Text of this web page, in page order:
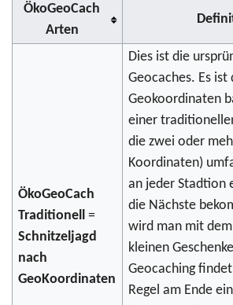
ÖkoGeoCach
Arten
ÖkoGeoCach
Traditionell
=
Schnitzeljagd
nach
GeoKoordinaten
Dies ist die
Geocaches. Es ist
Geokoordinaten
einer
die zwei oder
Koordinaten)
an jeder Stadtion
die Nächste
wird man mit
kleinen
Geocaching
Regel am Ende